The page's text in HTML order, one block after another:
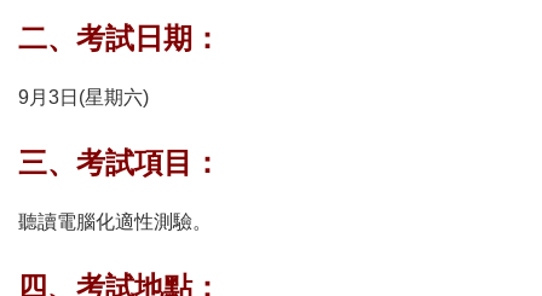
二、考試日期：
9月3日(星期六)
三、考試項目：
聽讀電腦化適性測驗。
四、考試地點：